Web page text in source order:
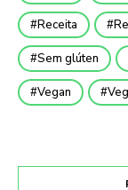
Receita
Sem glúten
Vegan